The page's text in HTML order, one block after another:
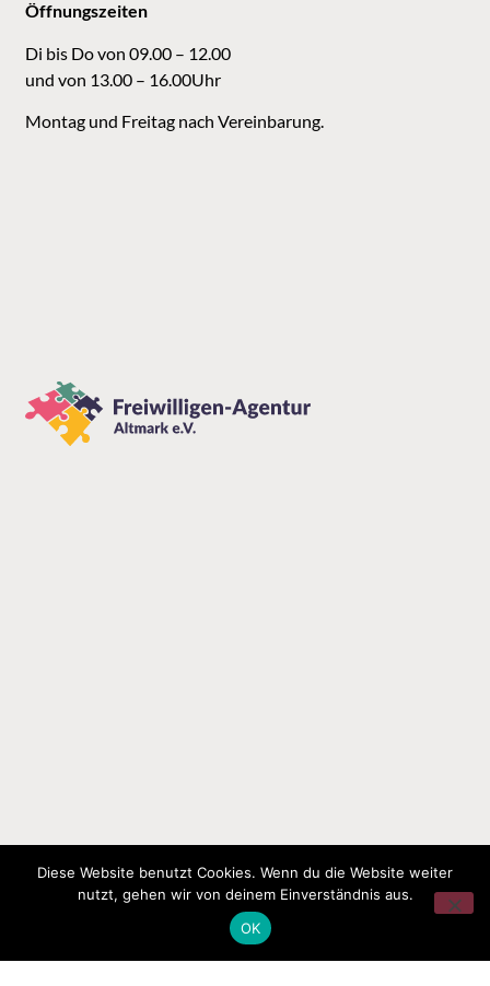
Öffnungszeiten
Di bis Do von 09.00 – 12.00
und von 13.00 – 16.00Uhr
Montag und Freitag nach Vereinbarung.
Diese Website benutzt Cookies. Wenn du die Website weiter
nutzt, gehen wir von deinem Einverständnis aus.
OK